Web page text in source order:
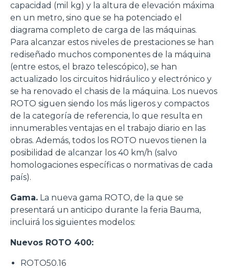
capacidad (mil kg) y la altura de elevación máxima
en un metro, sino que se ha potenciado el
diagrama completo de carga de las máquinas.
Para alcanzar estos niveles de prestaciones se han
rediseñado muchos componentes de la máquina
(entre estos, el brazo telescópico), se han
actualizado los circuitos hidráulico y electrónico y
se ha renovado el chasis de la máquina. Los nuevos
ROTO siguen siendo los más ligeros y compactos
de la categoría de referencia, lo que resulta en
innumerables ventajas en el trabajo diario en las
obras. Además, todos los ROTO nuevos tienen la
posibilidad de alcanzar los 40 km/h (salvo
homologaciones específicas o normativas de cada
país).
Gama. La nueva gama ROTO, de la que se
presentará un anticipo durante la feria Bauma,
incluirá los siguientes modelos:
Nuevos ROTO 400:
ROTO50.16